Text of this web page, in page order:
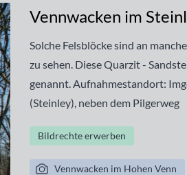
Vennwacken im
Solche Felsblöcke sind an
zu sehen. Diese Quarzit -
genannt. Aufnahmestandort:
(Steinley), neben dem Pilgerweg
Bildrechte erwerben
Vennwacken im Hohen Venn